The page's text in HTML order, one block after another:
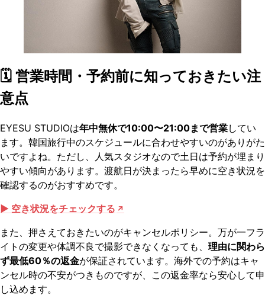
🗓️ 営業時間・予約前に知っておきたい注
意点
EYESU STUDIOは年中無休で10:00〜21:00まで営業してい
ます。韓国旅行中のスケジュールに合わせやすいのがありがた
いですよね。ただし、人気スタジオなので土日は予約が埋まり
やすい傾向があります。渡航日が決まったら早めに空き状況を
確認するのがおすすめです。
▶ 空き状況をチェックする
また、押さえておきたいのがキャンセルポリシー。万が一フラ
イトの変更や体調不良で撮影できなくなっても、 理由に関わら
ず最低60％の返金が保証されています。海外での予約はキャ
ンセル時の不安がつきものですが、この返金率なら安心して申
し込めます。